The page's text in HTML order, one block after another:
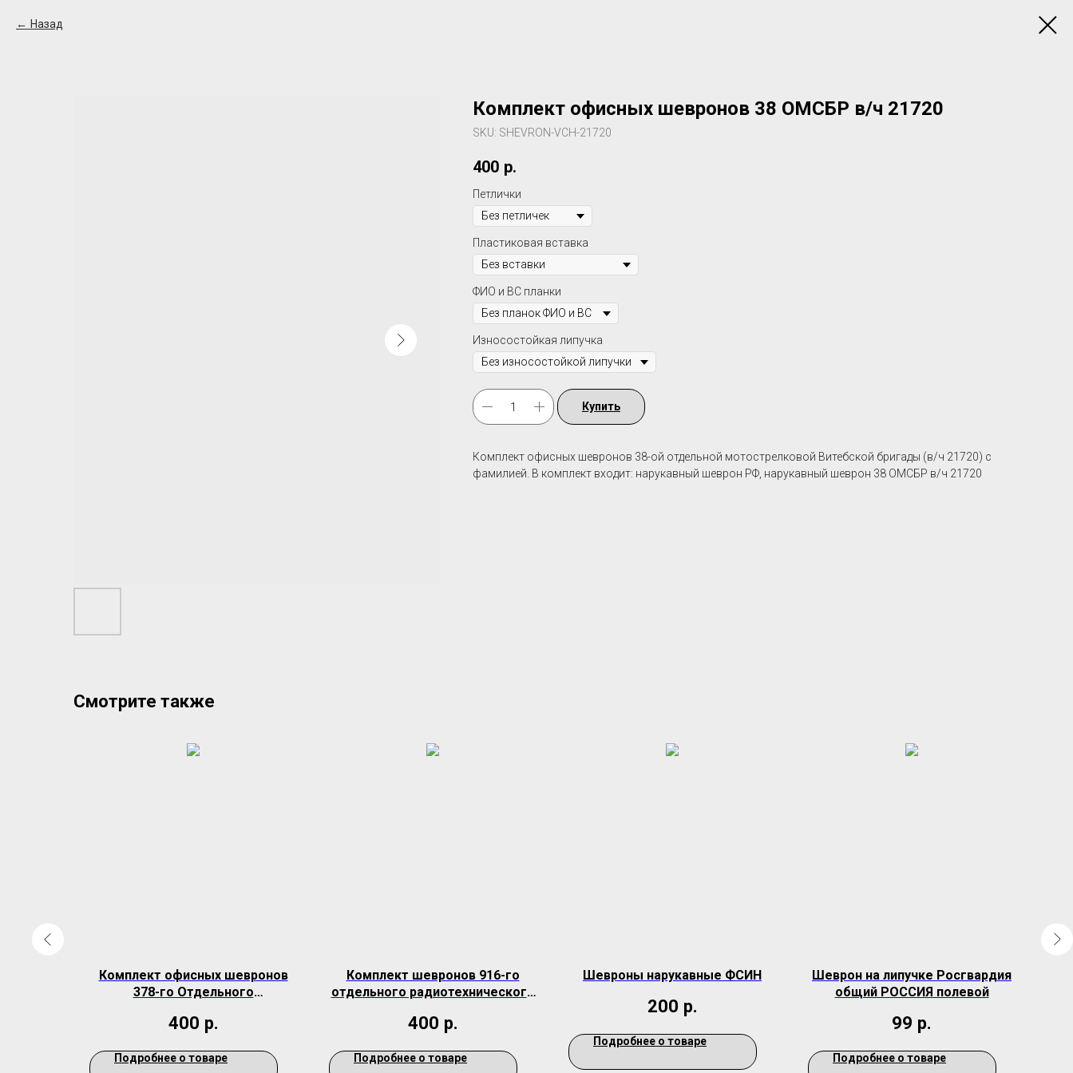
Назад
Комплект офисных шевронов 38 ОМСБР в/ч 21720
SKU: SHEVRON-VCH-21720
400 р.
Петлички
Пластиковая вставка
ФИО и ВС планки
Износостойкая липучка
Купить
Комплект офисных шевронов 38-ой отдельной мотострелковой Витебской бригады (в/ч 21720) c
фамилией. В комплект входит: нарукавный шеврон РФ, нарукавный шеврон 38 ОМСБР в/ч 21720
Смотрите также
Комплект офисных шевронов
378-го Отдельного
96876
400 р.
Подробнее о товаре
Комплект шевронов 916-го
отдельного радиотехнического
400 р.
Подробнее о товаре
Шевроны нарукавные ФСИН
200 р.
Подробнее о товаре
Шеврон на липучке Росгвардия
общий РОССИЯ полевой
99 р.
Подробнее о товаре